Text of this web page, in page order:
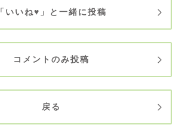
「いいね♥」と一緒に投稿
コメントのみ投稿
戻る